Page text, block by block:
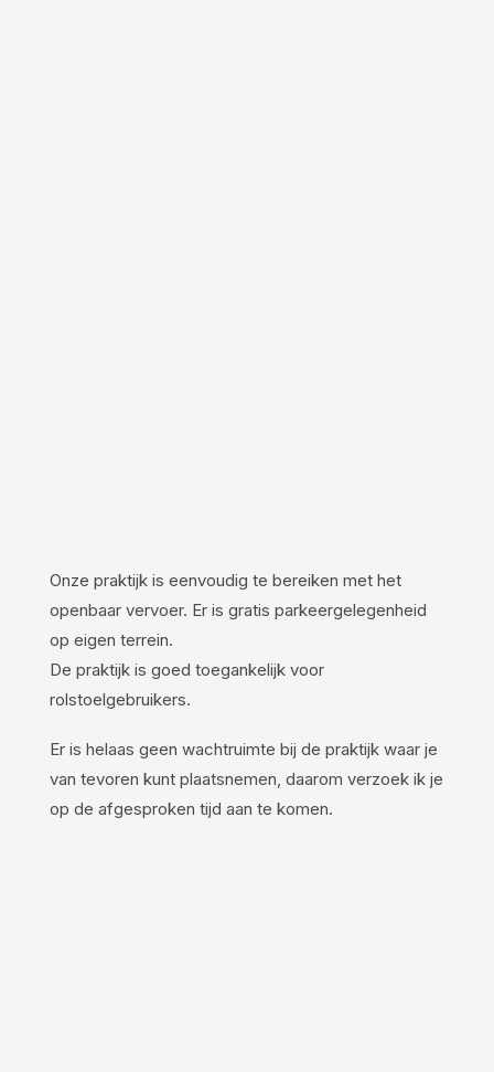
Onze praktijk is eenvoudig te bereiken met het
openbaar vervoer. Er is gratis parkeergelegenheid
op eigen terrein.
De praktijk is goed toegankelijk voor
rolstoelgebruikers.
Er is helaas geen wachtruimte bij de praktijk waar je
van tevoren kunt plaatsnemen, daarom verzoek ik je
op de afgesproken tijd aan te komen.